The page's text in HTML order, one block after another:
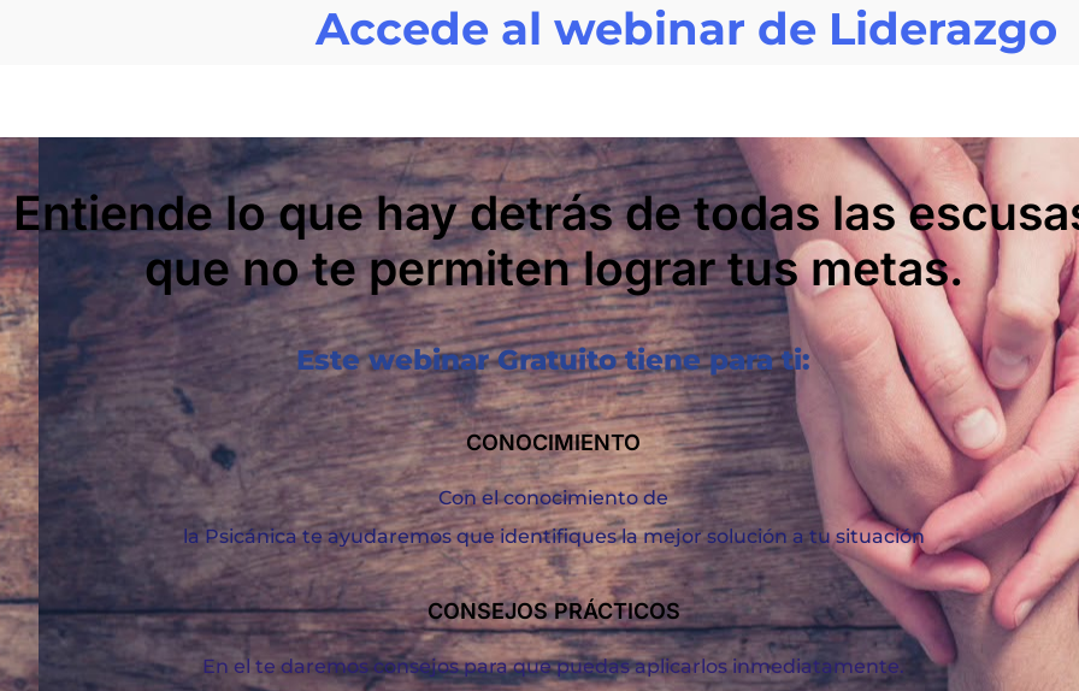
Accede al webinar de Liderazgo
Entiende lo que hay detrás de todas las
que no te permiten lograr tus metas.
Este webinar Gratuito tiene para ti:
CONOCIMIENTO
Con el conocimiento de
la Psicánica te ayudaremos que identifiques la mejor solución a tu situación
CONSEJOS PRÁCTICOS
En el te daremos consejos para que puedas aplicarlos inmediatamente.